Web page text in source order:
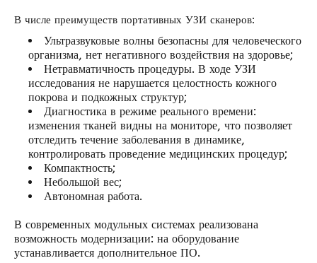
В числе преимуществ портативных УЗИ сканеров:
Ультразвуковые волны безопасны для человеческого
организма, нет негативного воздействия на здоровье;
Нетравматичность процедуры. В ходе УЗИ
исследования не нарушается целостность кожного
покрова и подкожных структур;
Диагностика в режиме реального времени:
изменения тканей видны на мониторе, что позволяет
отследить течение заболевания в динамике,
контролировать проведение медицинских процедур;
Компактность;
Небольшой вес;
Автономная работа.
В современных модульных системах реализована
возможность модернизации: на оборудование
устанавливается дополнительное ПО.